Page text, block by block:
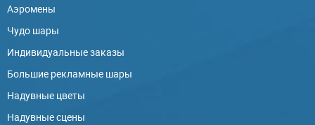
Аэромены
Чудо шары
Индивидуальные заказы
Большие рекламные шары
Надувные цветы
Надувные сцены